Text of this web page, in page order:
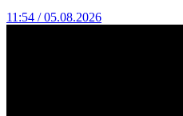
11:54 / 05.08.2026